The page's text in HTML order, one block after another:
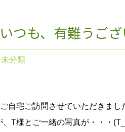
も、有難うござ
未分類
自宅ご訪問させていただきまし
T様とご一緒の写真が・・・